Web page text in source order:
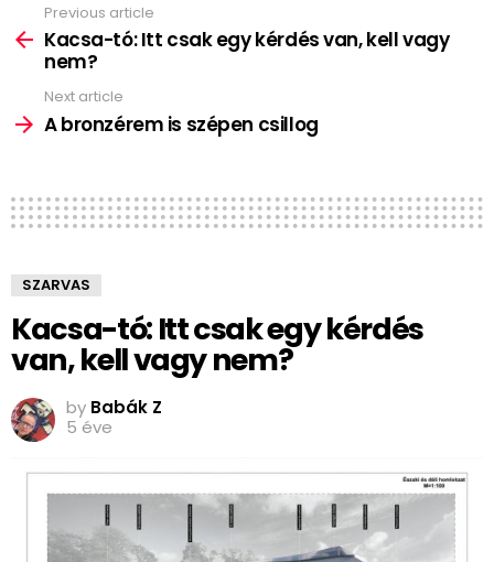
more
Previous article
Kacsa-tó: Itt csak egy kérdés van, kell vagy
nem?
Next article
A bronzérem is szépen csillog
SZARVAS
Kacsa-tó: Itt csak egy kérdés
van, kell vagy nem?
by Babák Z
5 éve